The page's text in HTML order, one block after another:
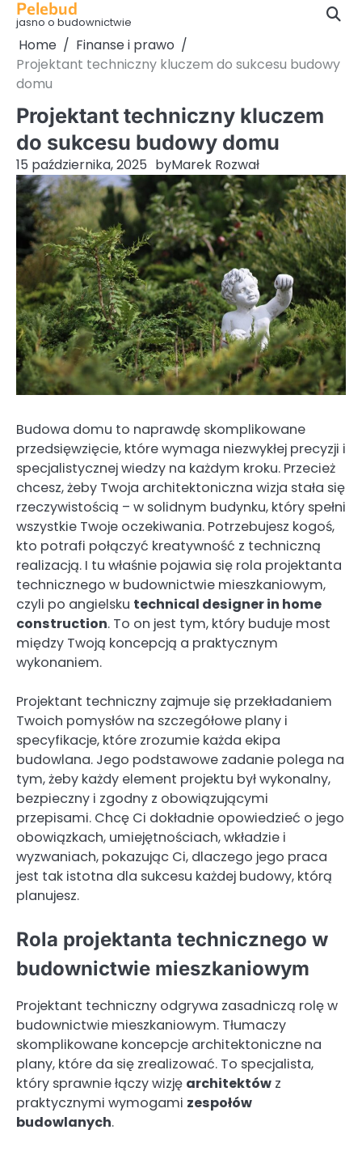
Skip
content
Pelebud
jasno o budownictwie
Home
Finanse i prawo
Projektant techniczny kluczem do sukcesu budowy
domu
Projektant techniczny kluczem
do sukcesu budowy domu
15 października, 2025 byMarek Rozwał
Budowa domu to naprawdę skomplikowane
przedsięwzięcie, które wymaga niezwykłej precyzji i
specjalistycznej wiedzy na każdym kroku. Przecież
chcesz, żeby Twoja architektoniczna wizja stała się
rzeczywistością – w solidnym budynku, który spełni
wszystkie Twoje oczekiwania. Potrzebujesz kogoś,
kto potrafi połączyć kreatywność z techniczną
realizacją. I tu właśnie pojawia się rola projektanta
technicznego w budownictwie mieszkaniowym,
czyli po angielsku technical designer in home
construction. To on jest tym, który buduje most
między Twoją koncepcją a praktycznym
wykonaniem.
Projektant techniczny zajmuje się przekładaniem
Twoich pomysłów na szczegółowe plany i
specyfikacje, które zrozumie każda ekipa
budowlana. Jego podstawowe zadanie polega na
tym, żeby każdy element projektu był wykonalny,
bezpieczny i zgodny z obowiązującymi
przepisami. Chcę Ci dokładnie opowiedzieć o jego
obowiązkach, umiejętnościach, wkładzie i
wyzwaniach, pokazując Ci, dlaczego jego praca
jest tak istotna dla sukcesu każdej budowy, którą
planujesz.
Rola projektanta technicznego w
budownictwie mieszkaniowym
Projektant techniczny odgrywa zasadniczą rolę w
budownictwie mieszkaniowym. Tłumaczy
skomplikowane koncepcje architektoniczne na
plany, które da się zrealizować. To specjalista,
który sprawnie łączy wizję architektów z
praktycznymi wymogami zespołów
budowlanych.